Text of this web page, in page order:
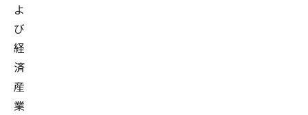
よ
び
経
済
産
業